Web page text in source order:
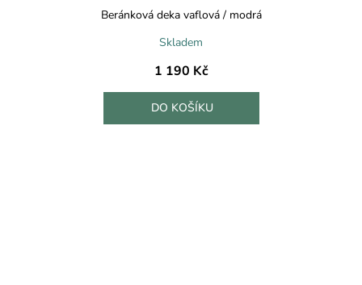
Beránková deka vaflová / modrá
Skladem
1 190 Kč
DO KOŠÍKU